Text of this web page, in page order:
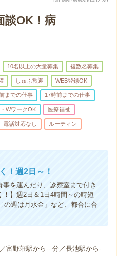
談OK！病
10名以上の大量募集 複数名募集
しゅふ歓迎 WEB登録OK
までの仕事 17時前までの仕事
WワークOK 医療福祉
電話対応なし ルーティン
！週2日～！
を運んだり、診察室まで付き
】週2日＆1日4時間～の時短
の週は月水金」など、都合に合
富野荘駅から---分／長池駅から-